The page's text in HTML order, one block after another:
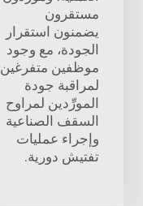
مستقرون
يضمنون استقرار
الجودة، مع وجود
موظفين متفرغين
لمراقبة جودة
المورِّدين لمراوح
السقف الصناعية
وإجراء عمليات
تفتيش دورية.